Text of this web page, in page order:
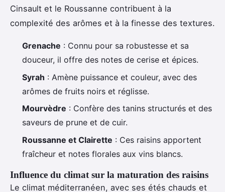
Cinsault et le Roussanne contribuent à la
complexité des arômes et à la finesse des textures.
Grenache : Connu pour sa robustesse et sa
douceur, il offre des notes de cerise et épices.
Syrah : Amène puissance et couleur, avec des
arômes de fruits noirs et réglisse.
Mourvèdre : Confère des tanins structurés et des
saveurs de prune et de cuir.
Roussanne et Clairette : Ces raisins apportent
fraîcheur et notes florales aux vins blancs.
Influence du climat sur la maturation des raisins
Le climat méditerranéen, avec ses étés chauds et